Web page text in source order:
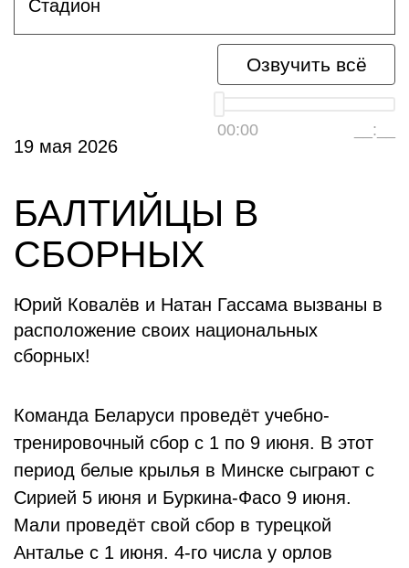
Стадион
Озвучить всё
00:00 __:__
19 мая 2026
БАЛТИЙЦЫ В
СБОРНЫХ
Юрий Ковалёв и Натан Гассама вызваны в
расположение своих национальных
сборных!
Команда Беларуси проведёт учебно-
тренировочный сбор с 1 по 9 июня. В этот
период белые крылья в Минске сыграют с
Сирией 5 июня и Буркина-Фасо 9 июня.
Мали проведёт свой сбор в турецкой
Анталье с 1 июня. 4-го числа у орлов